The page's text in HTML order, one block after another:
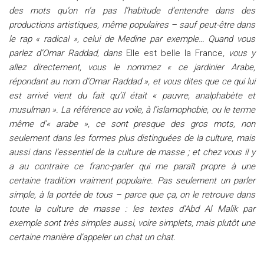
des mots qu’on n’a pas l’habitude d’entendre dans des
productions artistiques, même populaires – sauf peut-être dans
le rap « radical », celui de Medine par exemple… Quand vous
parlez d’Omar Raddad, dansElle est belle la France, vous y
allez directement, vous le nommez « ce jardinier Arabe,
répondant au nom d’Omar Raddad », et vous dites que ce qui lui
est arrivé vient du fait qu’il était « pauvre, analphabète et
musulman ». La référence au voile, à l’islamophobie, ou le terme
même d’« arabe », ce sont presque des gros mots, non
seulement dans les formes plus distinguées de la culture, mais
aussi dans l’essentiel de la culture de masse ; et chez vous il y
a au contraire ce franc-parler qui me paraît propre à une
certaine tradition vraiment populaire. Pas seulement un parler
simple, à la portée de tous – parce que ça, on le retrouve dans
toute la culture de masse : les textes d’Abd Al Malik par
exemple sont très simples aussi, voire simplets, mais plutôt une
certaine manière d’appeler un chat un chat.